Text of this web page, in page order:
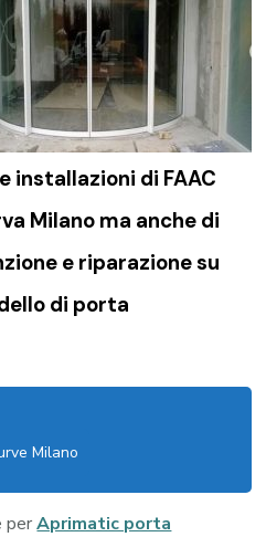
installazioni di FAAC
Milano ma anche di
e riparazione su
di porta
Milano
perAprimatic porta